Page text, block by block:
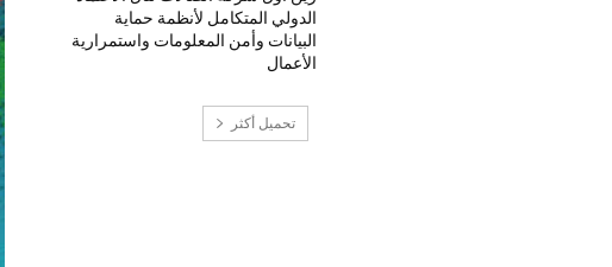
الدولي المتكامل لأنظمة حماية
البيانات وأمن المعلومات واستمرارية
الأعمال
تحميل أكثر